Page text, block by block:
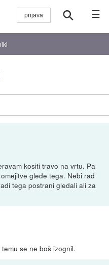
☰
kositi travo na vrtu. Pa
glede tega. Nebi rad
tega postrani gledali ali za
se ne boš izognil.